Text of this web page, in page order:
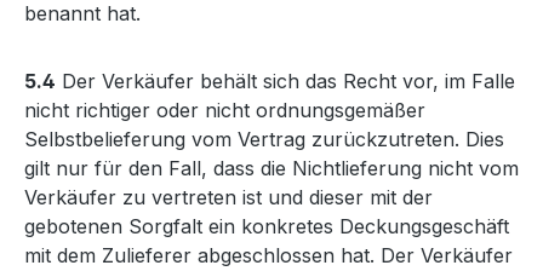
benannt hat.
5.4 Der Verkäufer behält sich das Recht vor, im Falle
nicht richtiger oder nicht ordnungsgemäßer
Selbstbelieferung vom Vertrag zurückzutreten. Dies
gilt nur für den Fall, dass die Nichtlieferung nicht vom
Verkäufer zu vertreten ist und dieser mit der
gebotenen Sorgfalt ein konkretes Deckungsgeschäft
mit dem Zulieferer abgeschlossen hat. Der Verkäufer